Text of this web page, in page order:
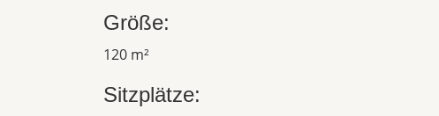
Größe:
120 m²
Sitzplätze: